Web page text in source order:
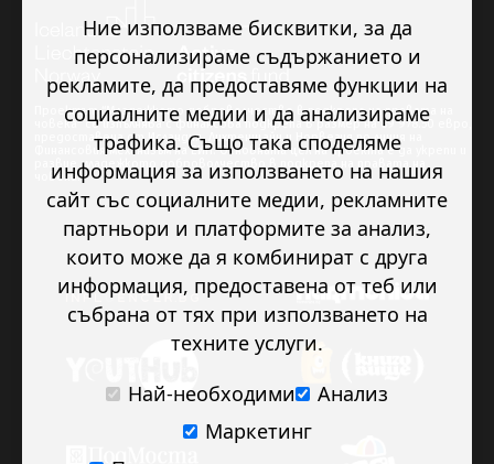
Проектът “Младежкото доброволчество в подкрепа на правата на
човека” се изпълнява с финансова подкрепа в размер на 89 978.50 евро,
предоставена от Исландия, Лихтенщайн и Норвегия по линия на
Финансовия механизъм на ЕИП. Основната цел на проекта е да укрепи и
развие младежкото доброволчество в подкрепа на правата на
човека.
Ние използваме бисквитки, за да
персонализираме съдържанието и
рекламите, да предоставяме функции на
социалните медии и да анализираме
трафика. Също така споделяме
информация за използването на нашия
сайт със социалните медии, рекламните
партньори и платформите за анализ,
които може да я комбинират с друга
информация, предоставена от теб или
събрана от тях при използването на
техните услуги.
Най-необходими
Анализ
Маркетинг